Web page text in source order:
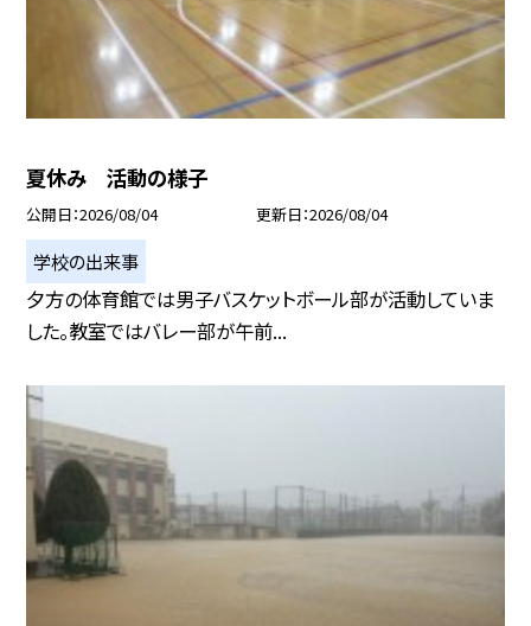
夏休み 活動の様子
公開日 2026/08/04 更新日 2026/08/04
学校の出来事
夕方の体育館では男子バスケットボール部が活動していま
した。教室ではバレー部が午前...